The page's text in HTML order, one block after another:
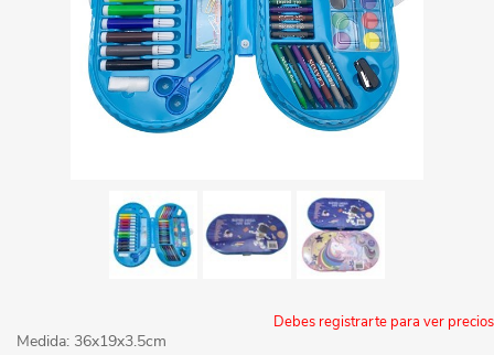
Debes registrarte para ver precios
Medida: 36x19x3.5cm